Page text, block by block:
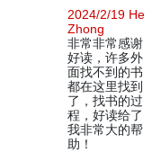
2024/2/19 He
Zhong
非常非常感谢
好读，许多外
面找不到的书
都在这里找到
了，找书的过
程，好读给了
我非常大的帮
助！